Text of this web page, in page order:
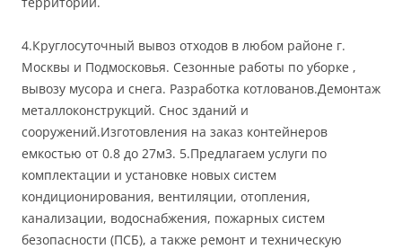
4.Круглосуточный вывоз отходов в любом районе г.
Москвы и Подмосковья. Сезонные работы по уборке ,
вывозу мусора и снега. Разработка котлованов.Демонтаж
металлоконструкций. Снос зданий и
сооружений.Изготовления на заказ контейнеров
емкостью от 0.8 до 27м3. 5.Предлагаем услуги по
комплектации и установке новых систем
кондиционирования, вентиляции, отопления,
канализации, водоснабжения, пожарных систем
безопасности (ПСБ), а также ремонт и техническую